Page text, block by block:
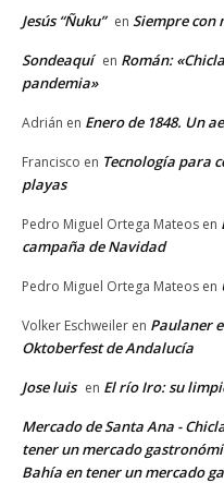
Jesús “Ñuku” en Siempre con
Sondeaquí en Román:
pandemia»
Adrián en Enero de 1848. Un
Francisco en Tecnología para
playas
Pedro Miguel Ortega Mateos en
campaña de Navidad
Pedro Miguel Ortega Mateos en
Volker Eschweiler en Paulaner
Oktoberfest de Andalucía
Jose luis en El río Iro: su
Mercado de Santa Ana -
tener un mercado
Bahía en tener un mercado